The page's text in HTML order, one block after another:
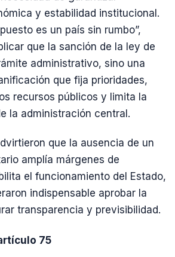
y estabilidad institucional.
es un país sin rumbo”,
que la sanción de la ley de
administrativo, sino una
que fija prioridades,
recursos públicos y limita la
la administración central.
que la ausencia de un
amplía márgenes de
el funcionamiento del Estado,
indispensable aprobar la
transparencia y previsibilidad.
75